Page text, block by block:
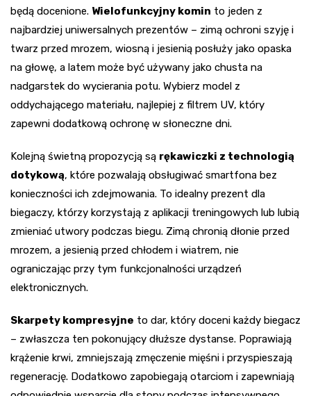
będą docenione. Wielofunkcyjny komin to jeden z
najbardziej uniwersalnych prezentów – zimą ochroni szyję i
twarz przed mrozem, wiosną i jesienią posłuży jako opaska
na głowę, a latem może być używany jako chusta na
nadgarstek do wycierania potu. Wybierz model z
oddychającego materiału, najlepiej z filtrem UV, który
zapewni dodatkową ochronę w słoneczne dni.
Kolejną świetną propozycją są rękawiczki z technologią
dotykową, które pozwalają obsługiwać smartfona bez
konieczności ich zdejmowania. To idealny prezent dla
biegaczy, którzy korzystają z aplikacji treningowych lub lubią
zmieniać utwory podczas biegu. Zimą chronią dłonie przed
mrozem, a jesienią przed chłodem i wiatrem, nie
ograniczając przy tym funkcjonalności urządzeń
elektronicznych.
Skarpety kompresyjne to dar, który doceni każdy biegacz
– zwłaszcza ten pokonujący dłuższe dystanse. Poprawiają
krążenie krwi, zmniejszają zmęczenie mięśni i przyspieszają
regenerację. Dodatkowo zapobiegają otarciom i zapewniają